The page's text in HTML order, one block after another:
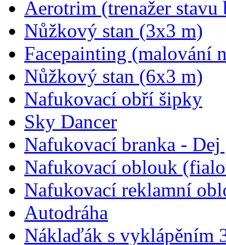
Aerotrim (trenažer stavu
Nůžkový stan (3x3 m)
Facepainting (malování
Nůžkový stan (6x3 m)
Nafukovací obří šipky
Sky Dancer
Nafukovací branka -
Nafukovací oblouk
Nafukovací reklamní
Autodráha
Náklaďák s vyklápěním